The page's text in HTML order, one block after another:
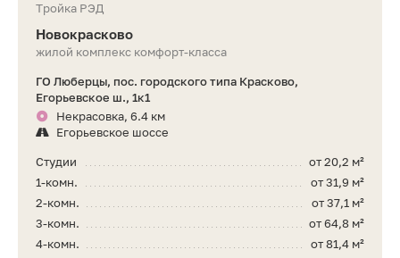
Тройка РЭД
Новокрасково
жилой комплекс комфорт-класса
ГО Люберцы, пос. городского типа Красково,
Егорьевское ш., 1к1
Некрасовка, 6.4 км
Егорьевское шоссе
от 20,2 м²
Студии
от 31,9 м²
1-комн.
от 37,1 м²
2-комн.
от 64,8 м²
3-комн.
от 81,4 м²
4-комн.